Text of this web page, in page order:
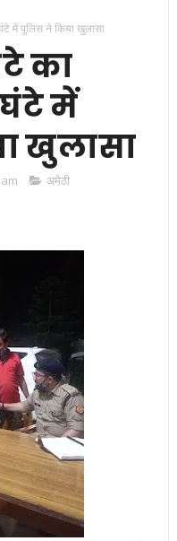
में पुलिस ने किया खुलासा
का
में
खुलासा
अमेठी